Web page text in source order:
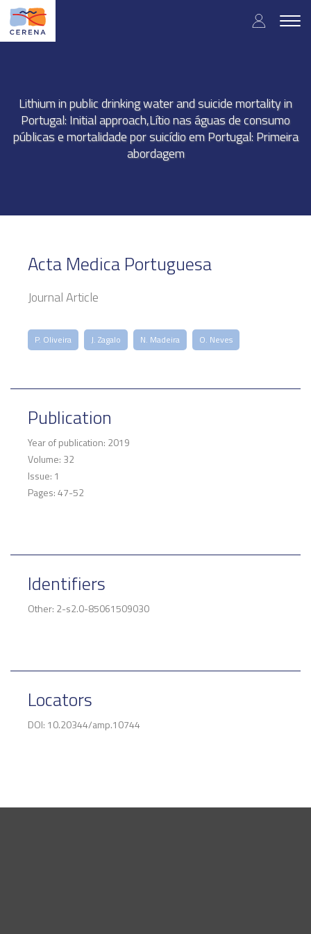
Skip
main
User
Lithium in public drinking water and suicide mortality in
Portugal: Initial approach,Lítio nas águas de consumo
públicas e mortalidade por suicídio em Portugal: Primeira
abordagem
Acta Medica Portuguesa
Journal Article
P. Oliveira J. Zagalo N. Madeira O. Neves
Publication
Year of publication: 2019
Volume: 32
Issue: 1
Pages: 47-52
Identifiers
Other: 2-s2.0-85061509030
Locators
DOI: 10.20344/amp.10744